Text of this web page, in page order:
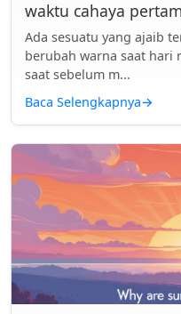
waktu cahaya
Ada sesuatu yang ajaib
berubah warna saat hari
saat sebelum m...
Baca Selengkapnya→